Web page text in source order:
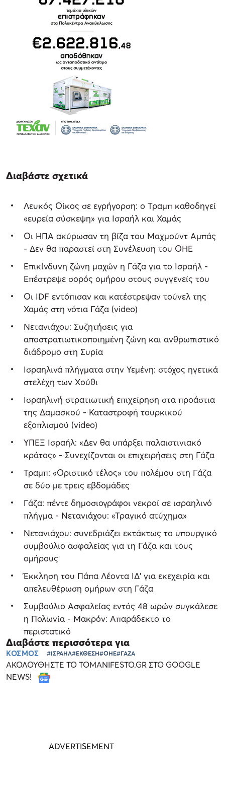
Διαβάστε σχετικά
Λευκός Οίκος σε εγρήγορση: ο Τραμπ καθοδηγεί
«ευρεία σύσκεψη» για Ισραήλ και Χαμάς
Οι ΗΠΑ ακύρωσαν τη βίζα του Μαχμούντ Αμπάς
- Δεν θα παραστεί στη Συνέλευση του ΟΗΕ
Επικίνδυνη ζώνη μαχών η Γάζα για το Ισραήλ -
Επέστρεψε σορός ομήρου στους συγγενείς του
Οι IDF εντόπισαν και κατέστρεψαν τούνελ της
Χαμάς στη νότια Γάζα (video)
Νετανιάχου: Συζητήσεις για
αποστρατιωτικοποιημένη ζώνη και ανθρωπιστικό
διάδρομο στη Συρία
Ισραηλινά πλήγματα στην Υεμένη: στόχος ηγετικά
στελέχη των Χούθι
Ισραηλινή στρατιωτική επιχείρηση στα προάστια
της Δαμασκού - Καταστροφή τουρκικού
εξοπλισμού (video)
ΥΠΕΞ Ισραήλ: «Δεν θα υπάρξει παλαιστινιακό
κράτος» - Συνεχίζονται οι επιχειρήσεις στη Γάζα
Τραμπ: «Οριστικό τέλος» του πολέμου στη Γάζα
σε δύο με τρεις εβδομάδες
Γάζα: πέντε δημοσιογράφοι νεκροί σε ισραηλινό
πλήγμα - Νετανιάχου: «Τραγικό ατύχημα»
Νετανιάχου: συνεδριάζει εκτάκτως το υπουργικό
συμβούλιο ασφαλείας για τη Γάζα και τους
ομήρους
Έκκληση του Πάπα Λέοντα ΙΔ' για εκεχειρία και
απελευθέρωση ομήρων στη Γάζα
Συμβούλιο Ασφαλείας εντός 48 ωρών συγκάλεσε
η Πολωνία - Μακρόν: Απαράδεκτο το
περιστατικό
Διαβάστε περισσότερα για
ΚΟΣΜΟΣ #ΙΣΡΑΗΛ#ΕΚΘΕΣΗ#ΟΗΕ#ΓΑΖΑ
ΑΚΟΛΟΥΘΗΣΤΕ ΤΟ TOMANIFESTO.GR ΣΤΟ GOOGLE
NEWS!